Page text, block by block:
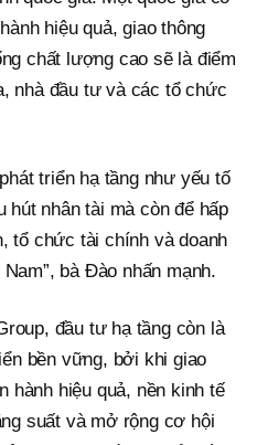
hiệu quả, giao thông
chất lượng cao sẽ là điểm
nhà đầu tư và các tổ chức
triển hạ tầng như yếu tố
hút nhân tài mà còn để hấp
tổ chức tài chính và doanh
bà Đào nhấn mạnh.
đầu tư hạ tầng còn là
bền vững, bởi khi giao
hành hiệu quả, nền kinh tế
suất và mở rộng cơ hội